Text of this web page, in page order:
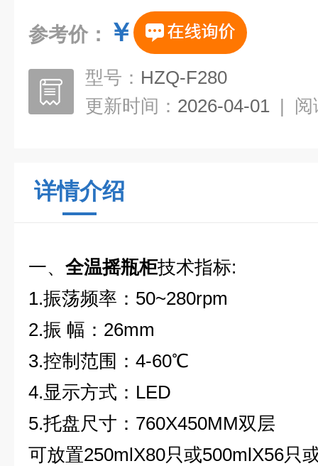
参考价： ￥
型号： HZQ-F280
更新时间： 2026-04-01 | 阅
详情介绍
一、 全温摇瓶柜技术指标:
1.振荡频率：50~280rpm
2.振 幅：26mm
3.控制范围：4-60℃
4.显示方式：LED
5.托盘尺寸：760X450MM双层
可放置250mlX80只或500mlX56只